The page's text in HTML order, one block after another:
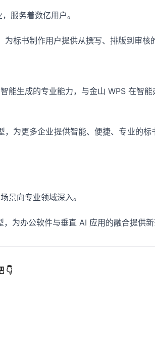
服务着数亿用户。
标书制作用户提供从撰写、排版到审核
能生成的专业能力，与金山 WPS 在智
，为更多企业提供智能、便捷、专业的
景向专业领域深入。
为办公软件与垂直 AI 应用的融合提供
👇